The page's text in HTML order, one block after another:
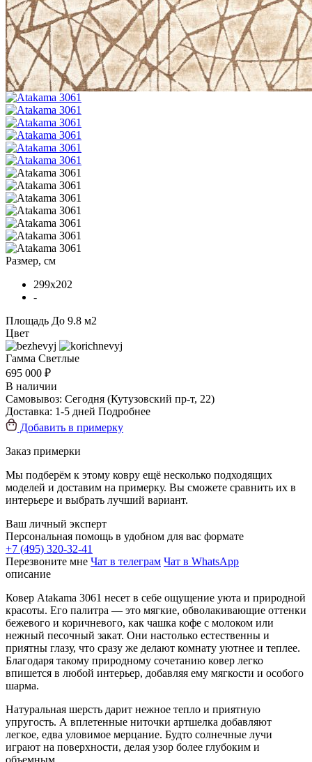
Размер, см
299x202
-
Площадь До 9.8 м2
Цвет
Гамма Светлые
695 000 ₽
В наличии
Самовывоз: Сегодня (Кутузовский пр-т, 22)
Доставка: 1-5 дней Подробнее
Добавить в примерку
Заказ примерки
Мы подберём к этому ковру ещё несколько подходящих
моделей и доставим на примерку. Вы сможете сравнить их в
интерьере и выбрать лучший вариант.
Ваш личный эксперт
Персональная помощь в удобном для вас формате
+7 (495) 320-32-41
Перезвоните мне Чат в телеграм Чат в WhatsApp
описание
Ковер Atakama 3061 несет в себе ощущение уюта и природной
красоты. Его палитра — это мягкие, обволакивающие оттенки
бежевого и коричневого, как чашка кофе с молоком или
нежный песочный закат. Они настолько естественны и
приятны глазу, что сразу же делают комнату уютнее и теплее.
Благодаря такому природному сочетанию ковер легко
впишется в любой интерьер, добавляя ему мягкости и особого
шарма.
Натуральная шерсть дарит нежное тепло и приятную
упругость. А вплетенные ниточки артшелка добавляют
легкое, едва уловимое мерцание. Будто солнечные лучи
играют на поверхности, делая узор более глубоким и
объемным.